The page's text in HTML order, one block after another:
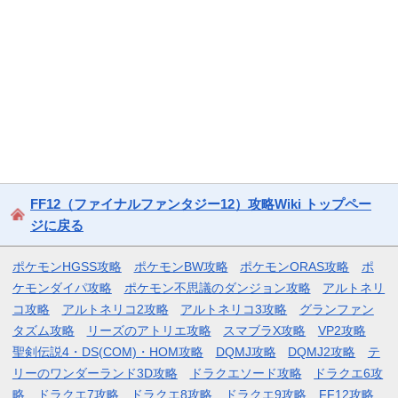
FF12（ファイナルファンタジー12）攻略Wiki トップペー
ジに戻る
ポケモンHGSS攻略 ポケモンBW攻略 ポケモンORAS攻略
ポ
ケモンダイパ攻略
ポケモン不思議のダンジョン攻略
アルトネリ
コ攻略
アルトネリコ2攻略 アルトネリコ3攻略
グランファン
タズム攻略
リーズのアトリエ攻略 スマブラX攻略
VP2攻略
聖剣伝説4・DS(COM)・HOM攻略
DQMJ攻略 DQMJ2攻略
テ
リーのワンダーランド3D攻略
ドラクエソード攻略
ドラクエ6攻
略
ドラクエ7攻略 ドラクエ8攻略 ドラクエ9攻略 FF12攻略